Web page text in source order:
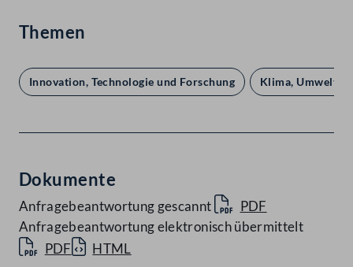
Themen
Innovation, Technologie und Forschung Klima, Umwelt
Dokumente
Anfragebeantwortung gescannt
PDF
Anfragebeantwortung elektronisch übermittelt
PDF
HTML